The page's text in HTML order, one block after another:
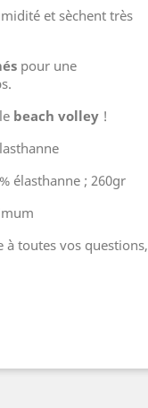
et sèchent très
pour une
beach volley !
élasthanne ; 260gr
toutes vos questions,